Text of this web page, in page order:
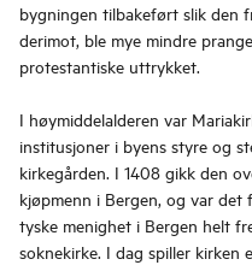
bygningen tilbakeført slik den
derimot, ble mye mindre
protestantiske uttrykket.
I høymiddelalderen var
institusjoner i byens styre og
kirkegården. I 1408 gikk den
kjøpmenn i Bergen, og var det
tyske menighet i Bergen helt
soknekirke. I dag spiller kirken